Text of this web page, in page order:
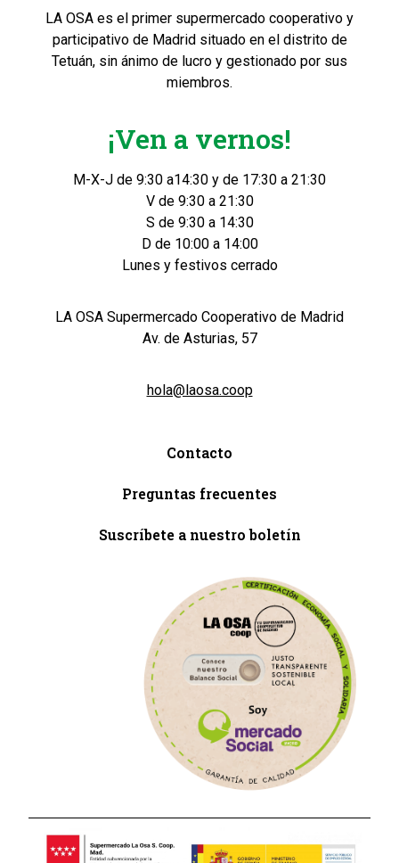
LA OSA es el primer supermercado cooperativo y
participativo de Madrid situado en el distrito de
Tetuán, sin ánimo de lucro y gestionado por sus
miembros.
¡Ven a vernos!
M-X-J de 9:30 a14:30 y de 17:30 a 21:30
V de 9:30 a 21:30
S de 9:30 a 14:30
D de 10:00 a 14:00
Lunes y festivos cerrado
LA OSA Supermercado Cooperativo de Madrid
Av. de Asturias, 57
hola@laosa.coop
Contacto
Preguntas frecuentes
Suscríbete a nuestro boletín